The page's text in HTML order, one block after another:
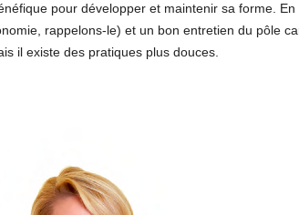
pour développer et maintenir sa forme.
rappelons-le) et un bon entretien du pôle
il existe des pratiques plus douces.